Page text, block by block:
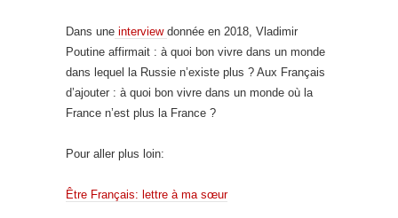
Dans une interview donnée en 2018, Vladimir
Poutine affirmait : à quoi bon vivre dans un monde
dans lequel la Russie n’existe plus ? Aux Français
d’ajouter : à quoi bon vivre dans un monde où la
France n’est plus la France ?
Pour aller plus loin:
Être Français: lettre à ma sœur